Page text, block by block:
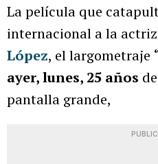
La película que
internacional a la
López, el largometraje
ayer, lunes, 25 años
pantalla grande,